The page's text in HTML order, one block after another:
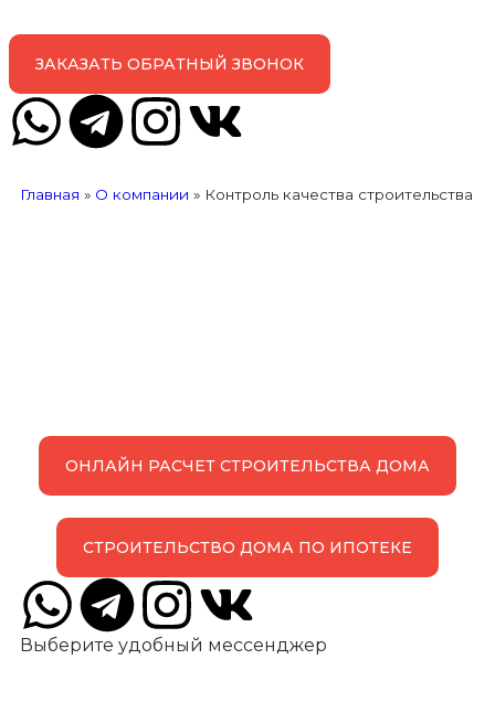
ЗАКАЗАТЬ ОБРАТНЫЙ ЗВОНОК
Главная » О компании » Контроль качества строительства
ОНЛАЙН РАСЧЕТ СТРОИТЕЛЬСТВА ДОМА
СТРОИТЕЛЬСТВО ДОМА ПО ИПОТЕКЕ
Выберите удобный мессенджер